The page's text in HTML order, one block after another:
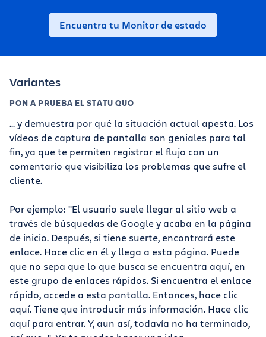
Encuentra tu Monitor de estado
Variantes
PON A PRUEBA EL STATU QUO
... y demuestra por qué la situación actual apesta. Los
vídeos de captura de pantalla son geniales para tal
fin, ya que te permiten registrar el flujo con un
comentario que visibiliza los problemas que sufre el
cliente.
Por ejemplo: "El usuario suele llegar al sitio web a
través de búsquedas de Google y acaba en la página
de inicio. Después, si tiene suerte, encontrará este
enlace. Hace clic en él y llega a esta página. Puede
que no sepa que lo que busca se encuentra aquí, en
este grupo de enlaces rápidos. Si encuentra el enlace
rápido, accede a esta pantalla. Entonces, hace clic
aquí. Tiene que introducir más información. Hace clic
aquí para entrar. Y, aun así, todavía no ha terminado,